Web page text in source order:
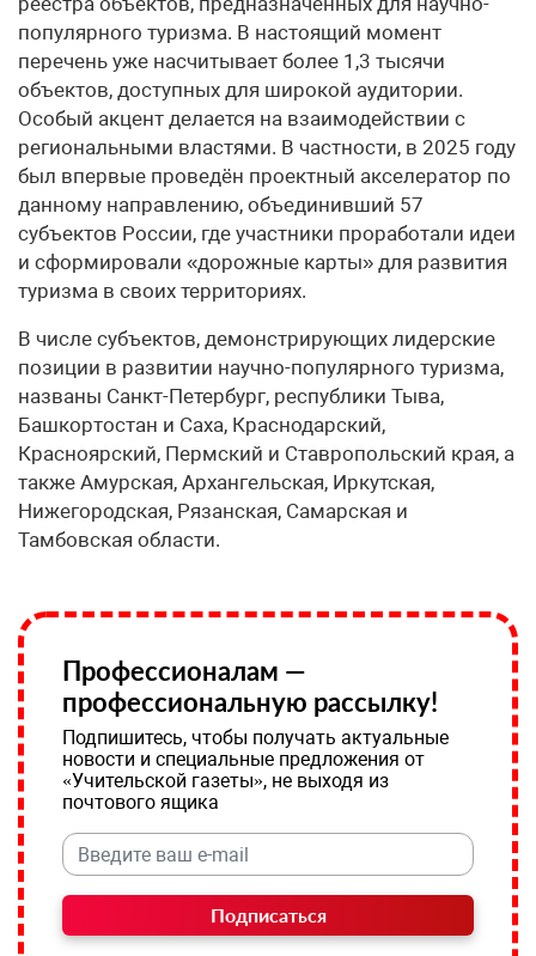
популярного туризма. В настоящий момент
перечень уже насчитывает более 1,3 тысячи
объектов, доступных для широкой аудитории.
Особый акцент делается на взаимодействии с
региональными властями. В частности, в 2025 году
был впервые проведён проектный акселератор по
данному направлению, объединивший 57
субъектов России, где участники проработали идеи
и сформировали «дорожные карты» для развития
туризма в своих территориях.
В числе субъектов, демонстрирующих лидерские
позиции в развитии научно-популярного туризма,
названы Санкт-Петербург, республики Тыва,
Башкортостан и Саха, Краснодарский,
Красноярский, Пермский и Ставропольский края, а
также Амурская, Архангельская, Иркутская,
Нижегородская, Рязанская, Самарская и
Тамбовская области.
Профессионалам —
профессиональную рассылку!
Подпишитесь, чтобы получать актуальные
новости и специальные предложения от
«Учительской газеты», не выходя из
почтового ящика
Подписаться